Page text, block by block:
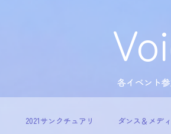
各イベント
2021サンクチュアリ ダンス＆メデ